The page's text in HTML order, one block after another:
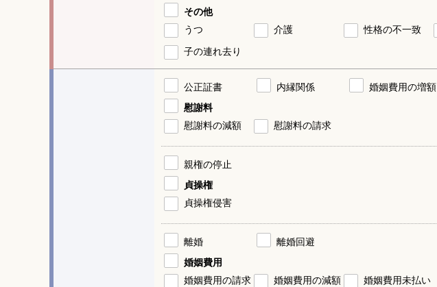
その他
うつ
介護 性格の不一致
子の連れ去り
公正証書 内縁関係
婚姻費用の増額
慰謝料
慰謝料の減額
慰謝料の請求
親権の停止
貞操権
貞操権侵害
離婚
離婚回避
婚姻費用
婚姻費用の請求
婚姻費用の減額 婚姻費用未払い